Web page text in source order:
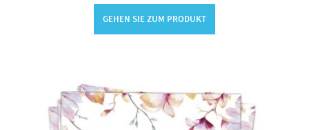
GEHEN SIE ZUM PRODUKT